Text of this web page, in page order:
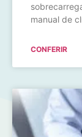
manual de
CONFERIR